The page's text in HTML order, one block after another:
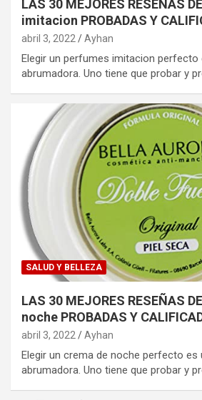
LAS 30 MEJORES RESEÑAS
imitacion PROBADAS Y
abril 3, 2022 Ayhan
Elegir un perfumes imitacion perfecto
abrumadora. Uno tiene que probar y
SALUD Y BELLEZA
LAS 30 MEJORES RESEÑAS
noche PROBADAS Y
abril 3, 2022 Ayhan
Elegir un crema de noche perfecto es
abrumadora. Uno tiene que probar y